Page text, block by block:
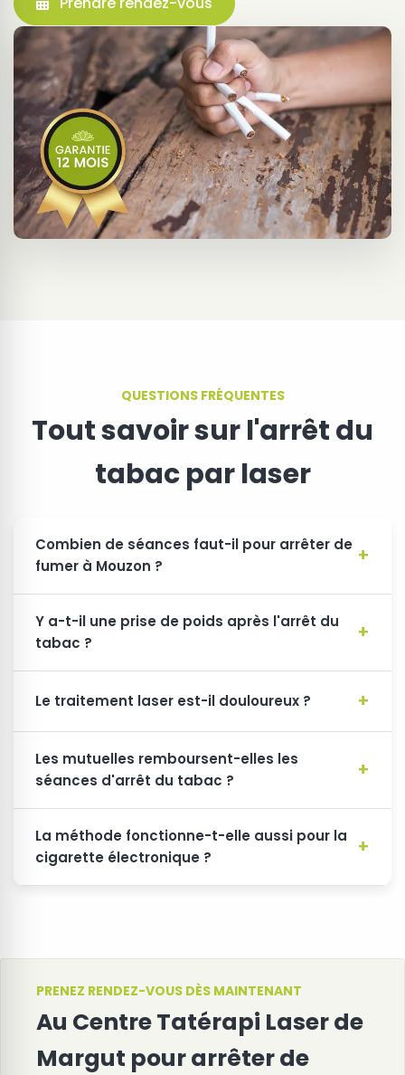
QUESTIONS FRÉQUENTES
Tout savoir sur l'arrêt du
tabac par laser
Combien de séances faut-il pour arrêter de
fumer à Mouzon ?
Y a-t-il une prise de poids après l'arrêt du
tabac ?
Le traitement laser est-il douloureux ?
Les mutuelles remboursent-elles les
séances d'arrêt du tabac ?
La méthode fonctionne-t-elle aussi pour la
cigarette électronique ?
PRENEZ RENDEZ-VOUS DÈS MAINTENANT
Au Centre Tatérapi Laser de
Margut pour arrêter de